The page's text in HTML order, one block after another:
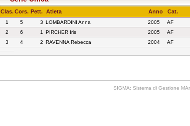
Clas.Cors. Pett. Atleta Anno Cat.
1 5 3 LOMBARDINI Anna 2005 AF
2
6 1 PIRCHER Iris 2005 AF
3
4 2 RAVENNA Rebecca 2004 AF
SIGMA: Sistema di Gestione